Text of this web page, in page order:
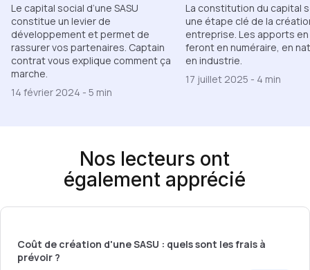
Le capital social d’une SASU
constitue un levier de
développement et permet de
rassurer vos partenaires. Captain
contrat vous explique comment ça
marche.
14 février 2024 - 5 min
La constitution du capital
une étape clé de la
entreprise. Les apports en
feront en numéraire, en
en industrie.
17 juillet 2025 - 4 min
Nos lecteurs ont
également apprécié
Coût de création d'une SASU : quels sont les frais à
prévoir ?